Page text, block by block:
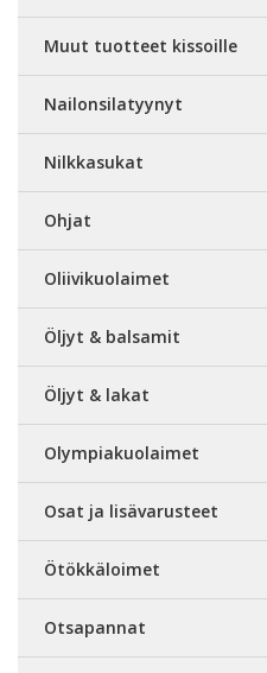
Muut tuotteet kissoille
Nailonsilatyynyt
Nilkkasukat
Ohjat
Oliivikuolaimet
Öljyt & balsamit
Öljyt & lakat
Olympiakuolaimet
Osat ja lisävarusteet
Ötökkäloimet
Otsapannat